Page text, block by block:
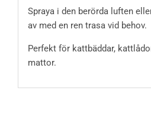
Spraya i den berörda luften
av med en ren trasa vid behov.
Perfekt för kattbäddar,
mattor.